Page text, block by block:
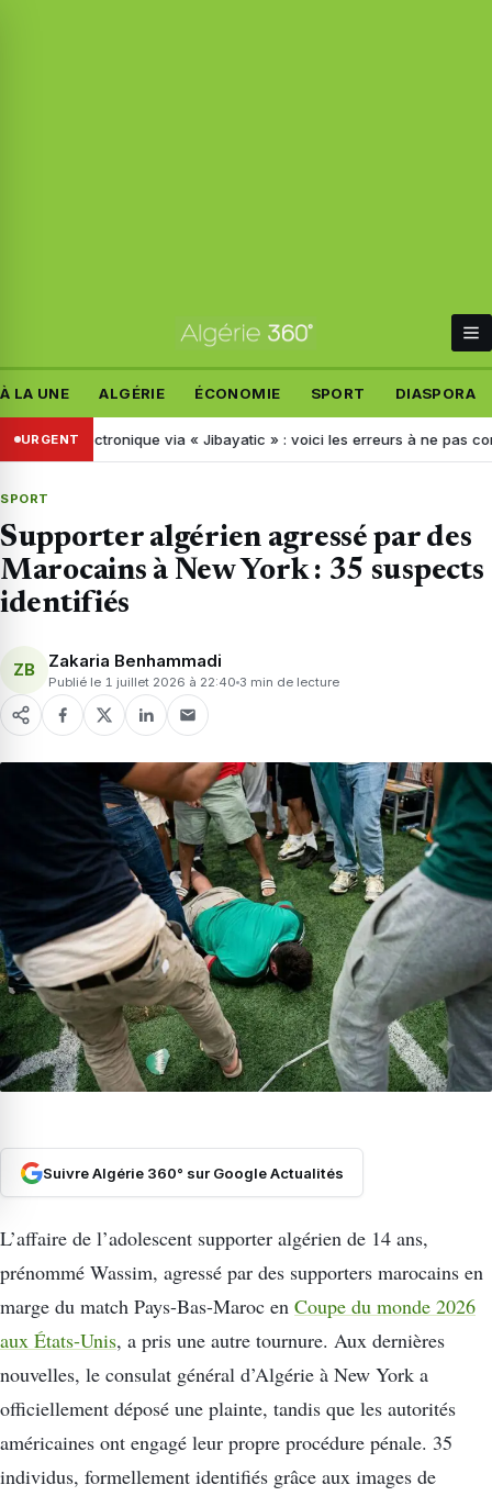
À LA UNE ALGÉRIE ÉCONOMIE SPORT DIASPORA
URGENT
électronique via « Jibayatic » : voici les erreurs à ne pas commettre
SPORT
Supporter algérien agressé par des
Marocains à New York : 35 suspects
identifiés
ZB Zakaria Benhammadi
Publié le 1 juillet 2026 à 22:40 3 min de lecture
Suivre Algérie 360° sur Google Actualités
L’affaire de l’adolescent supporter algérien de 14 ans,
prénommé Wassim, agressé par des supporters marocains en
marge du match Pays-Bas-Maroc en Coupe du monde 2026
aux États-Unis, a pris une autre tournure. Aux dernières
nouvelles, le consulat général d’Algérie à New York a
officiellement déposé une plainte, tandis que les autorités
américaines ont engagé leur propre procédure pénale. 35
individus, formellement identifiés grâce aux images de